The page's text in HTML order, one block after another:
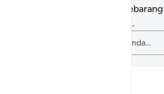
Anda tidak mempunyai
renungan tentang ayat ini.
Rakamkan buah fikiran anda…